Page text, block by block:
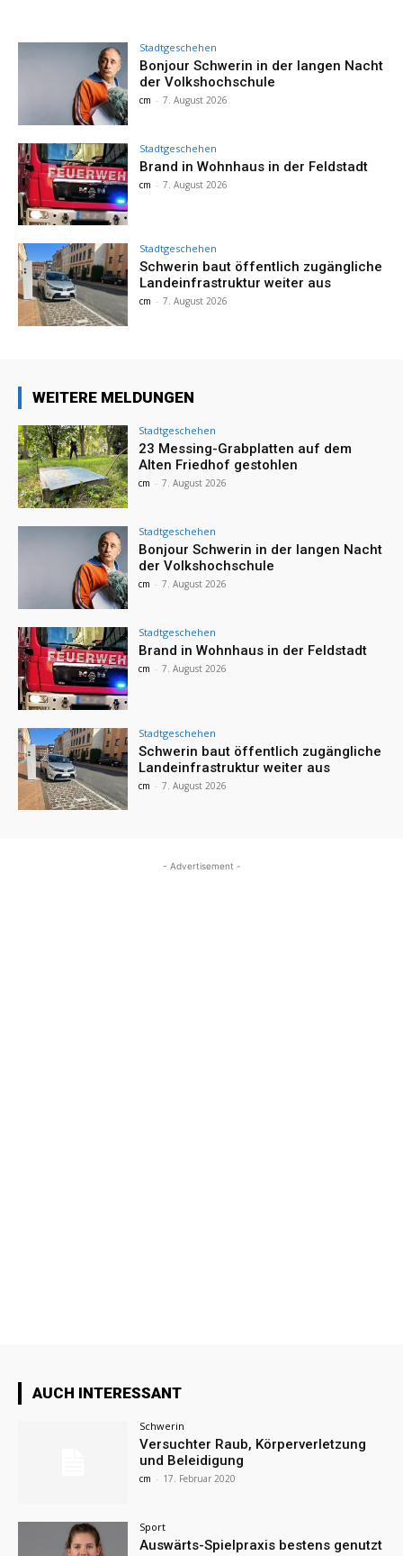
Stadtgeschehen
Bonjour Schwerin in der langen Nacht
der Volkshochschule
cm - 7. August 2026
Stadtgeschehen
Brand in Wohnhaus in der Feldstadt
cm - 7. August 2026
Stadtgeschehen
Schwerin baut öffentlich zugängliche
Landeinfrastruktur weiter aus
cm - 7. August 2026
WEITERE MELDUNGEN
Stadtgeschehen
23 Messing-Grabplatten auf dem
Alten Friedhof gestohlen
cm - 7. August 2026
Stadtgeschehen
Bonjour Schwerin in der langen Nacht
der Volkshochschule
cm - 7. August 2026
Stadtgeschehen
Brand in Wohnhaus in der Feldstadt
cm - 7. August 2026
Stadtgeschehen
Schwerin baut öffentlich zugängliche
Landeinfrastruktur weiter aus
cm - 7. August 2026
- Advertisement -
AUCH INTERESSANT
Schwerin
Versuchter Raub, Körperverletzung
und Beleidigung
cm - 17. Februar 2020
Sport
Auswärts-Spielpraxis bestens genutzt